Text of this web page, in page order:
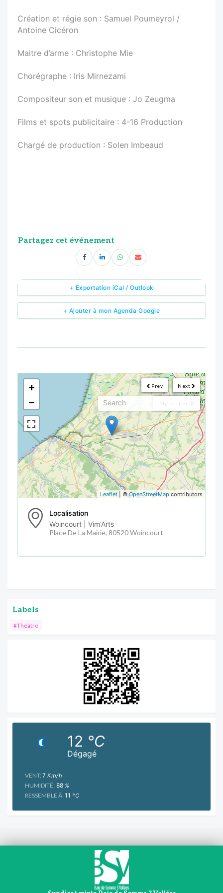
Création et régie son : Samuel Poumeyrol /
Antoine Cicéron
Maitre d’arme : Christophe Mie
Chorégraphe : Iris Mirnezami
Compositeur son et musique : Jo Zeugma
Films et spots publicitaire : 4-16 Production
Chargé de production : Solen Imbeaud
Partagez cet événement
+ Ajouter à mon Agenda Google
+ Exportation iCal / Outlook
Next
Prev
My Position
<!---->
+
−
Leaflet | ©OpenStreetMapcontributors
Localisation
Woincourt | Vim'Arts
Place De La Mairie, 80520 Woincourt
Labels
#Théâtre
Dégagé
12 °C
VENT: 7 Km/h
HUMIDITÉ: 88 %
RESSEMBLE À: 11 °C